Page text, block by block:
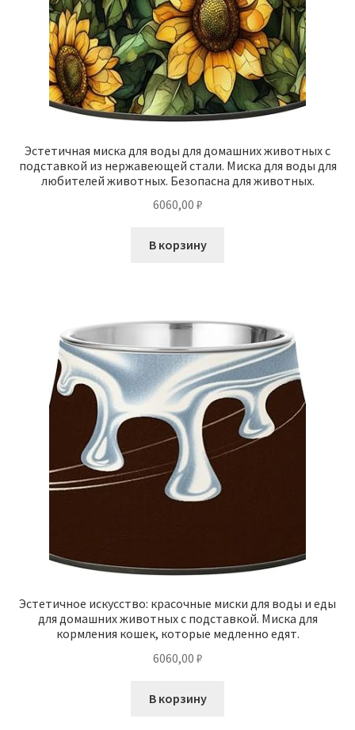
Эстетичная миска для воды для домашних животных с
подставкой из нержавеющей стали. Миска для воды для
любителей животных. Безопасна для животных.
6060,00 ₽
В корзину
Эстетичное искусство: красочные миски для воды и еды
для домашних животных с подставкой. Миска для
кормления кошек, которые медленно едят.
6060,00 ₽
В корзину